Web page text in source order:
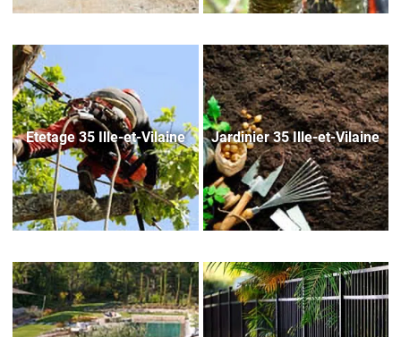
Etetage 35 Ille-et-Vilaine Jardinier 35 Ille-et-Vilaine